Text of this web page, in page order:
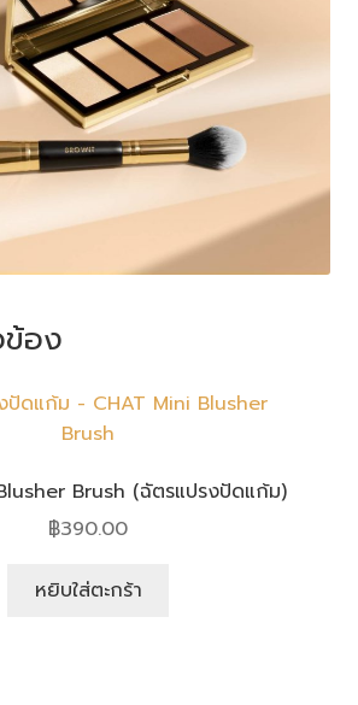
อง
Brush (ฉัตรแปรงปัดแก้ม)
฿390.00
หยิบใส่ตะกร้า